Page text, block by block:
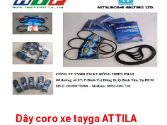
Dây coro xe tayga ATTILA